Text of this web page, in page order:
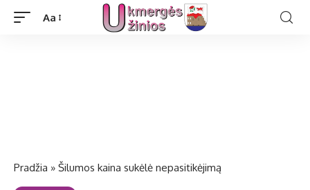
Aa
Pradžia » Šilu­mos kai­na su­kė­lė ne­pa­si­ti­kė­ji­mą